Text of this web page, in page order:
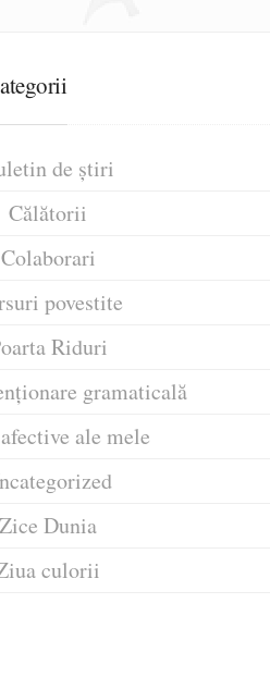
de știri
Călătorii
Colaborari
povestite
Riduri
gramaticală
ale mele
Zice Dunia
culorii